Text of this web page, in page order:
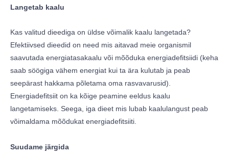
Langetab kaalu
Kas valitud dieediga on üldse võimalik kaalu langetada?
Efektiivsed dieedid on need mis aitavad meie organismil
saavutada energiatasakaalu või mõõduka energiadefitsiidi (keha
saab söögiga vähem energiat kui ta ära kulutab ja peab
seepärast hakkama põletama oma rasvavarusid).
Energiadefitsiit on ka kõige peamine eeldus kaalu
langetamiseks. Seega, iga dieet mis lubab kaalulangust peab
võimaldama mõõdukat energiadefitsiiti.
Suudame järgida